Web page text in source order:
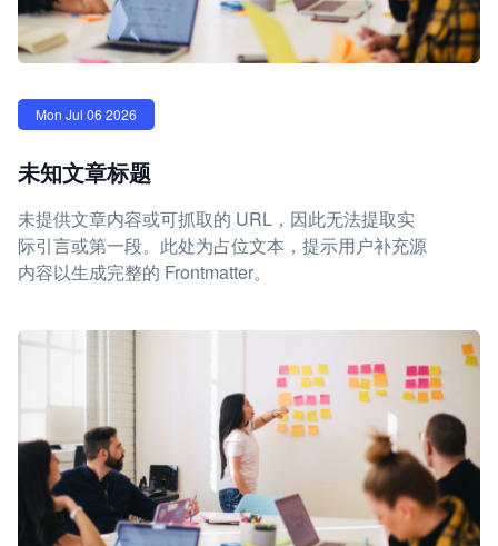
Mon Jul 06 2026
未知文章标题
未提供文章内容或可抓取的 URL，因此无法提取实
际引言或第一段。此处为占位文本，提示用户补充源
内容以生成完整的 Frontmatter。